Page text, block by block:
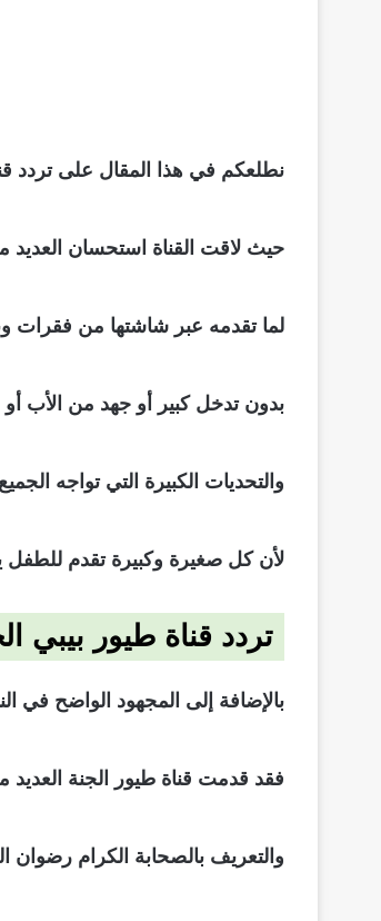
نطلعكم في هذا المقال على تردد قناة طيور
حيث لاقت القناة استحسان العديد
لما تقدمه عبر شاشتها من فقرات
بدون تدخل كبير أو جهد من الأب أو
والتحديات الكبيرة التي تواجه
لأن كل صغيرة وكبيرة تقدم للطفل
تردد قناة طيور بيبي
بالإضافة إلى المجهود الواضح في
فقد قدمت قناة طيور الجنة العديد
والتعريف بالصحابة الكرام